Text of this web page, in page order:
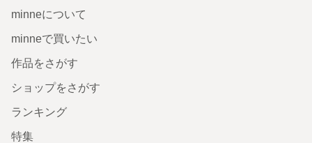
minneについて
minneで買いたい
作品をさがす
ショップをさがす
ランキング
特集